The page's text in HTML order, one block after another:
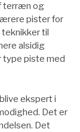
terræn og
pister for
til
alsidig
type piste med
ekspert i
Det er
Det